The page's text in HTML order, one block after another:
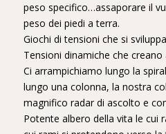
peso specifico…assaporare il
peso dei piedi a terra.
Giochi di tensioni che si
Tensioni dinamiche che creano
Ci arrampichiamo lungo la
lungo una colonna, la nostra
magnifico radar di ascolto e
Potente albero della vita le cui